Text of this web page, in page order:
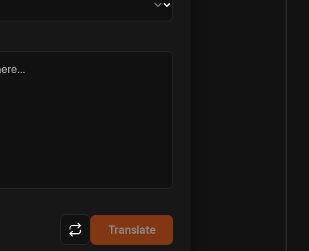
Translate